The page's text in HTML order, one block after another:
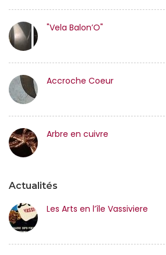
"Vela Balon’O"
Accroche Coeur
Arbre en cuivre
Actualités
Les Arts en l’île Vassiviere